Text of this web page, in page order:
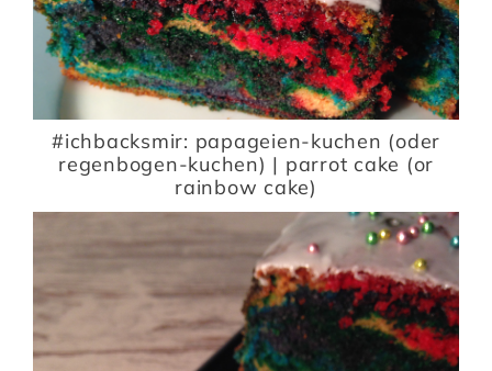
#ichbacksmir: papageien-kuchen (oder
regenbogen-kuchen) | parrot cake (or
rainbow cake)